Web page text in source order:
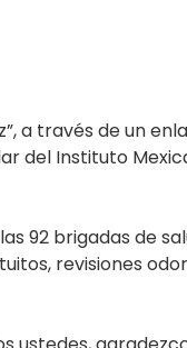
a través de un
del Instituto
92 brigadas de
revisiones